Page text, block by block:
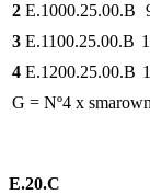
2 E.1000.25.00.B
3 E.1100.25.00.B
4 E.1200.25.00.B
G = Nº4 x
E.20.C